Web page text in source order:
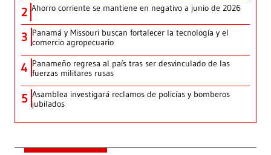
2 Ahorro corriente se mantiene en negativo a junio de 2026
3 Panamá y Missouri buscan fortalecer la tecnología y el
comercio agropecuario
4 Panameño regresa al país tras ser desvinculado de las
fuerzas militares rusas
5 Asamblea investigará reclamos de policías y bomberos
jubilados